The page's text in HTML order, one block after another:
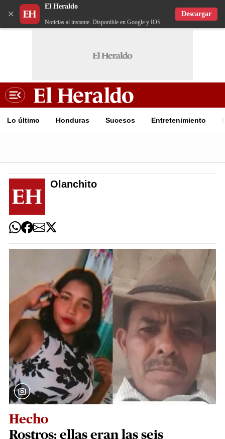
×
El Heraldo
Noticias al instante. Disponible en Google y IOS
Descargar
Lo último Honduras Sucesos Entretenimiento
Olanchito
Hecho
Rostros: ellas eran las seis